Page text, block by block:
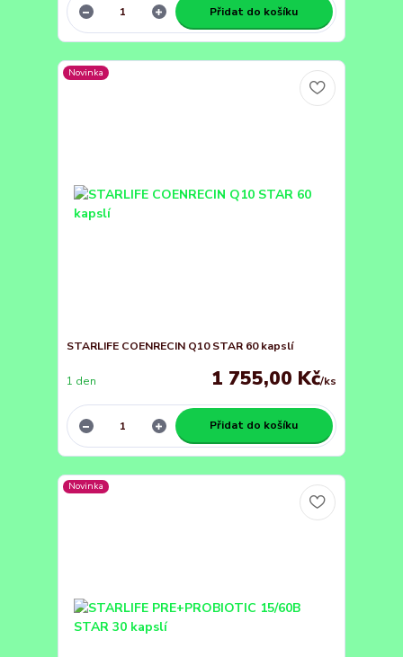
Přidat do košíku
Novinka
STARLIFE COENRECIN Q10 STAR 60 kapslí
1 755,00 Kč/ks
1 den
Přidat do košíku
Novinka